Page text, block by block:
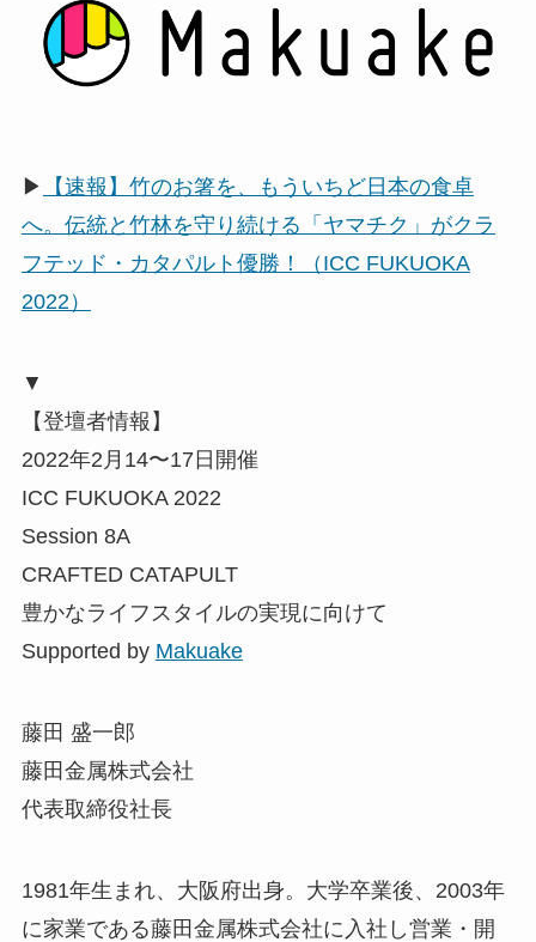
▶
【速報】竹のお箸を、もういちど日本の食卓
へ。伝統と竹林を守り続ける「ヤマチク」がクラ
フテッド・カタパルト優勝！（ICC FUKUOKA
2022）
▼
【登壇者情報】
2022年2月14〜17日開催
ICC FUKUOKA 2022
Session 8A
CRAFTED CATAPULT
豊かなライフスタイルの実現に向けて
Supported by Makuake
藤田 盛一郎
藤田金属株式会社
代表取締役社長
1981年生まれ、大阪府出身。大学卒業後、2003年
に家業である藤田金属株式会社に入社し営業・開